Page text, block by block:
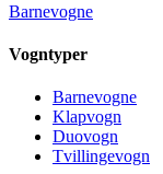
Barnevogne
Vogntyper
Barnevogne
Klapvogn
Duovogn
Tvillingevogn